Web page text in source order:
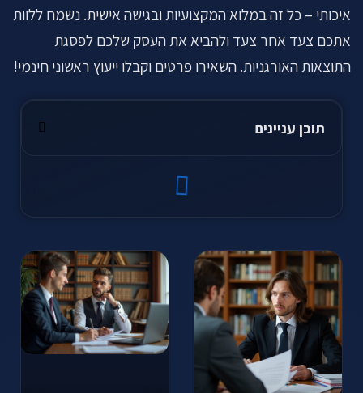
איכותי – כל זה במלוא המקצועיות ובגישה אישית. נשמח ללוות
אתכם צעד אחר צעד ולהביא את העסק שלכם לפסגת
התוצאות האורגניות. השאירו פרטים וקבלו ייעוץ ראשוני חינמי!‬
תוכן עניינים